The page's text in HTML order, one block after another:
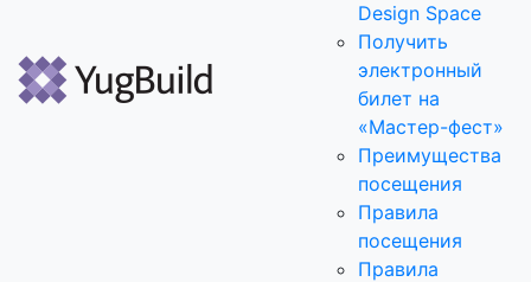
Design Space
Получить
электронный
билет на
«Мастер-фест»
Преимущества
посещения
Правила
посещения
Правила